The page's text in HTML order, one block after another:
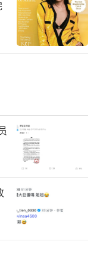
宣传、营销行
有权要求“退一